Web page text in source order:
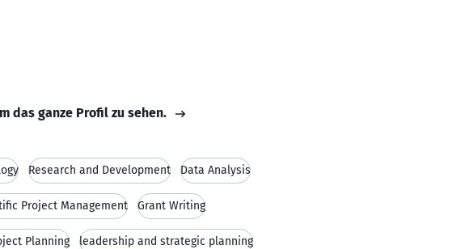
das ganze Profil zu sehen.
Research and Development Data Analysis
Project Management Grant Writing
Planning leadership and strategic planning